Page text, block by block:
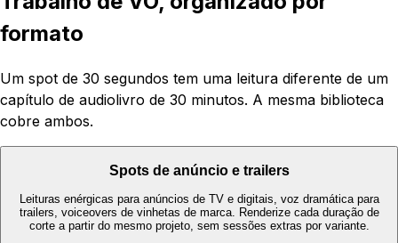
formato
Um spot de 30 segundos tem uma leitura diferente de um
capítulo de audiolivro de 30 minutos. A mesma biblioteca
cobre ambos.
Spots de anúncio e trailers
Leituras enérgicas para anúncios de TV e digitais, voz dramática para
trailers, voiceovers de vinhetas de marca. Renderize cada duração de
corte a partir do mesmo projeto, sem sessões extras por variante.